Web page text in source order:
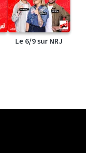
Le 6/9 sur NRJ